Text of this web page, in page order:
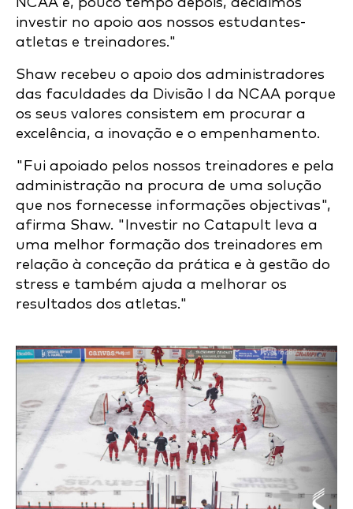
NCAA e, pouco tempo depois, decidimos
investir no apoio aos nossos estudantes-
atletas e treinadores."
Shaw recebeu o apoio dos administradores
das faculdades da Divisão I da NCAA porque
os seus valores consistem em procurar a
excelência, a inovação e o empenhamento.
"Fui apoiado pelos nossos treinadores e pela
administração na procura de uma solução
que nos fornecesse informações objectivas",
afirma Shaw. "Investir no Catapult leva a
uma melhor formação dos treinadores em
relação à conceção da prática e à gestão do
stress e também ajuda a melhorar os
resultados dos atletas."